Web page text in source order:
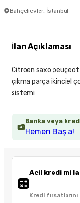
Bahçelievler, İstanbul
Banka veya
Hemen Başla!
Acil kredi mi
Kredi
İlan Açıklaması
Citroen saxo peugeot
çıkma parça ikinciel
sistemi